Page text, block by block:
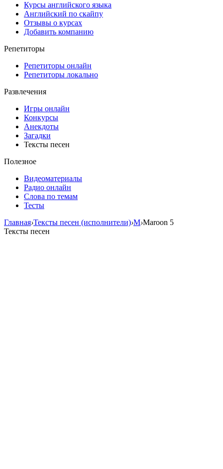
Курсы английского языка
Английский по скайпу
Отзывы о курсах
Добавить компанию
Репетиторы
Репетиторы онлайн
Репетиторы локально
Развлечения
Игры онлайн
Конкурсы
Анекдоты
Загадки
Тексты песен
Полезное
Видеоматериалы
Радио онлайн
Слова по темам
Тесты
Главная›Тексты песен (исполнители)›M›Maroon 5
Тексты песен